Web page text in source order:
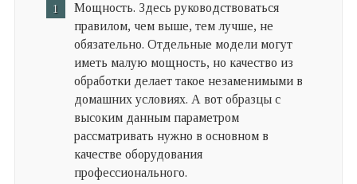
Мощность. Здесь руководствоваться
правилом, чем выше, тем лучше, не
обязательно. Отдельные модели могут
иметь малую мощность, но качество из
обработки делает такое незаменимыми в
домашних условиях. А вот образцы с
высоким данным параметром
рассматривать нужно в основном в
качестве оборудования
профессионального.